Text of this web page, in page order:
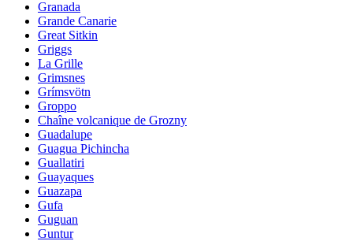
Granada
Grande Canarie
Great Sitkin
Griggs
La Grille
Grimsnes
Grímsvötn
Groppo
Chaîne volcanique de Grozny
Guadalupe
Guagua Pichincha
Guallatiri
Guayaques
Guazapa
Gufa
Guguan
Guntur